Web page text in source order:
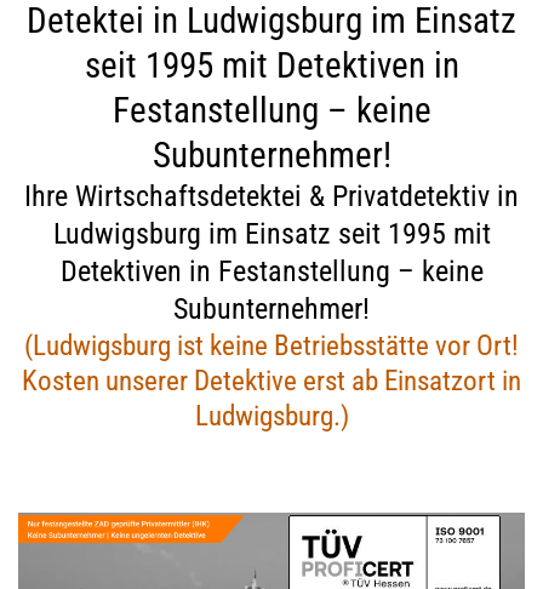
Detektei in Ludwigsburg im Einsatz
seit 1995 mit Detektiven in
Festanstellung – keine
Subunternehmer!
Ihre Wirtschaftsdetektei & Privatdetektiv in
Ludwigsburg im Einsatz seit 1995 mit
Detektiven in Festanstellung – keine
Subunternehmer!
(Ludwigsburg ist keine Betriebsstätte vor Ort!
Kosten unserer Detektive erst ab Einsatzort in
Ludwigsburg.)